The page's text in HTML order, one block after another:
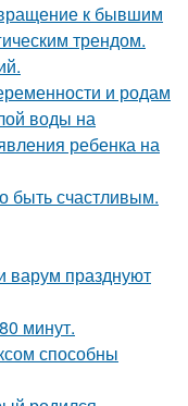
к бывшим
трендом.
и родам
воды на
ребенка на
быть счастливым.
варум празднуют
минут.
способны